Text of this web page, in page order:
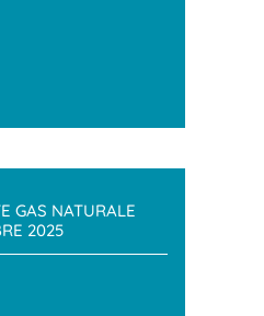
GAS NATURALE
2025